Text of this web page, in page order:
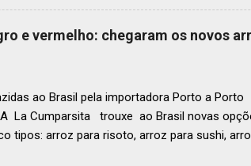
Glass, líder mundial na fabricação de
da indústria e consumidores e desvenda o
vinho. Se você pensava que garrafa de vinho
e vermelho: chegaram os novos
ao Brasil pela importadora Porto a
La Cumparsita trouxe ao Brasil novas
tipos: arroz para risoto, arroz para sushi,